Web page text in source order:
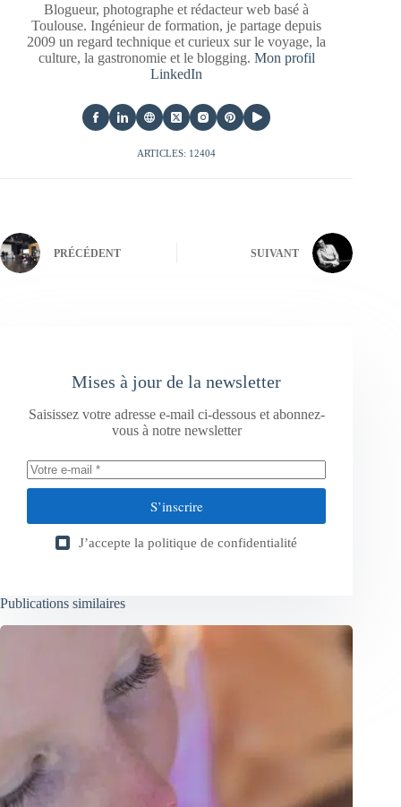
Blogueur, photographe et rédacteur web basé à
Toulouse. Ingénieur de formation, je partage depuis
2009 un regard technique et curieux sur le voyage, la
culture, la gastronomie et le blogging. Mon profil
LinkedIn
ARTICLES: 12404
PRÉCÉDENT SUIVANT
Mises à jour de la newsletter
Saisissez votre adresse e-mail ci-dessous et abonnez-
vous à notre newsletter
S’inscrire
J’accepte la politique de confidentialité
Publications similaires